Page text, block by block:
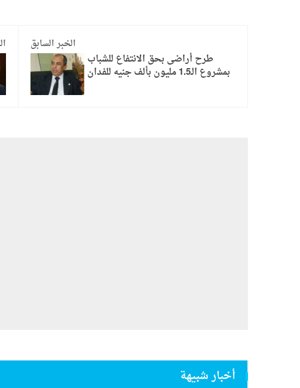
الخبر السابق
طرح أراضى بحق الانتفاع للشباب
بمشروع الـ1.5 مليون بألف جنيه للفدان
أخبار شبيهة